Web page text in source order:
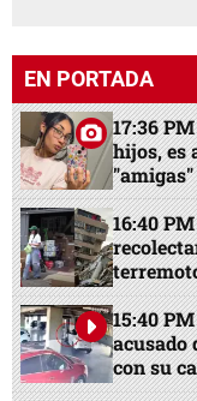
EN PORTADA
17:36
hijos, es
16:40
15:40
acusado
con su